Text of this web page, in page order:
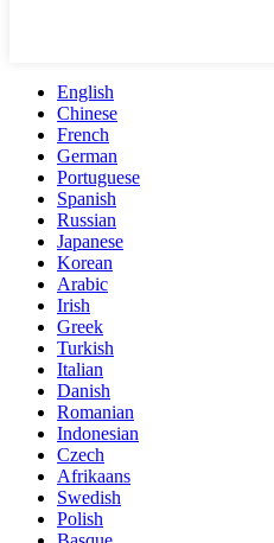
English
Chinese
French
German
Portuguese
Spanish
Russian
Japanese
Korean
Arabic
Irish
Greek
Turkish
Italian
Danish
Romanian
Indonesian
Czech
Afrikaans
Swedish
Polish